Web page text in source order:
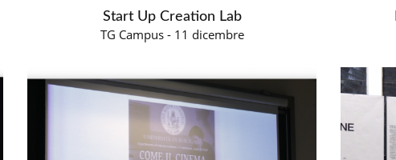
Start Up Creation Lab
TG Campus - 11 dicembre